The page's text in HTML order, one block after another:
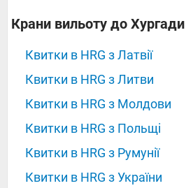
‍‍‍‍‍Крани вильоту до Хургади
Квитки в HRG з Латвії
Квитки в HRG з Литви
Квитки в HRG з Молдови
Квитки в HRG з Польщі
Квитки в HRG з Румунії
Квитки в HRG з України